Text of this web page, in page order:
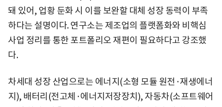
돼 있어, 업황 둔화 시 이를 보완할 대체 성장 동력이 부족
하다는 설명이다. 연구소는 제조업의 플랫폼화와 비핵심
사업 정리를 통한 포트폴리오 재편이 필요하다고 강조했
다.
차세대 성장 산업으로는 에너지(소형 모듈 원전·재생에너
지), 배터리(전고체·에너지저장장치), 자동차(소프트웨어